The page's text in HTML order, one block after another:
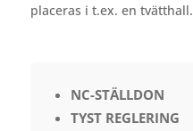
placeras i t.ex. en tvätthall.
NC-STÄLLDON
TYST REGLERING